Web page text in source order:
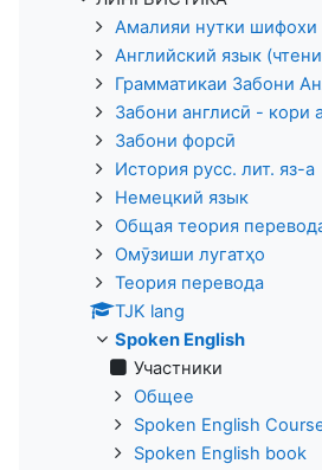
Амалияи нутки шифохи
Английский язык
Грамматикаи Забони
Забони англисӣ - кори
Забони форсӣ
История русс. лит. яз-а
Немецкий язык
Общая теория
Омӯзиши лугатҳо
Теория перевода
TJK lang
Spoken English
Участники
Общее
Spoken English
Spoken English book